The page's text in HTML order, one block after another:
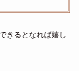
きるとなれば嬉し